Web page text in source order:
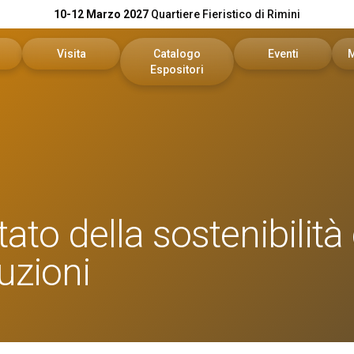
10-12 Marzo 2027 Quartiere Fieristico di Rimini
tuo brand
Visita
Come arrivare
Faq
Catalogo
Espositori
Eventi
Report
della